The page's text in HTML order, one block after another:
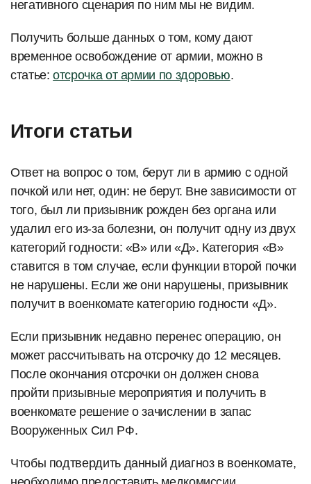
негативного сценария по ним мы не видим.
Получить больше данных о том, кому дают
временное освобождение от армии, можно в
статье:отсрочка от армии по здоровью.
Итоги статьи
Ответ на вопрос о том, берут ли в армию с одной
почкой или нет, один: не берут. Вне зависимости от
того, был ли призывник рожден без органа или
удалил его из-за болезни, он получит одну из двух
категорий годности: «В» или «Д». Категория «В»
ставится в том случае, если функции второй почки
не нарушены. Если же они нарушены, призывник
получит в военкомате категорию годности «Д».
Если призывник недавно перенес операцию, он
может рассчитывать на отсрочку до 12 месяцев.
После окончания отсрочки он должен снова
пройти призывные мероприятия и получить в
военкомате решение о зачислении в запас
Вооруженных Сил РФ.
Чтобы подтвердить данный диагноз в военкомате,